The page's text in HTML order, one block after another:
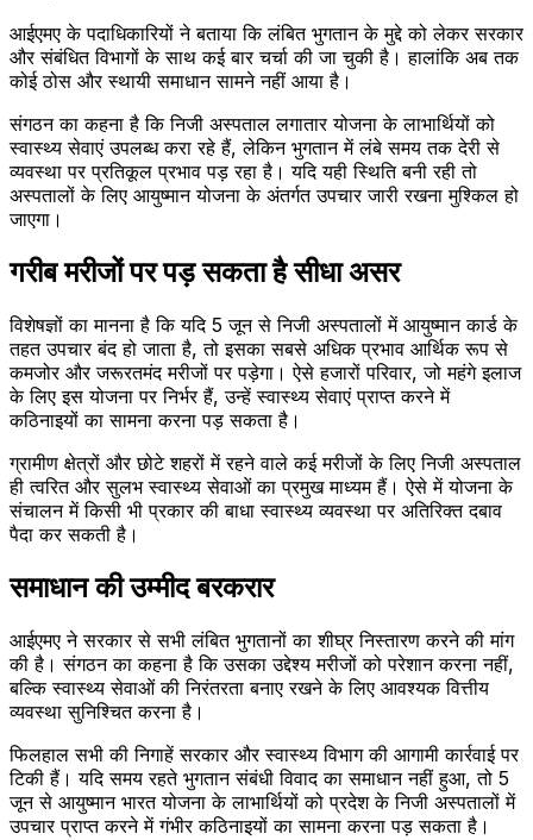
आईएमए के पदाधिकारियों ने बताया कि लंबित भुगतान के मुद्दे को लेकर सरकार
और संबंधित विभागों के साथ कई बार चर्चा की जा चुकी है। हालांकि अब तक
कोई ठोस और स्थायी समाधान सामने नहीं आया है।
संगठन का कहना है कि निजी अस्पताल लगातार योजना के लाभार्थियों को
स्वास्थ्य सेवाएं उपलब्ध करा रहे हैं, लेकिन भुगतान में लंबे समय तक देरी से
व्यवस्था पर प्रतिकूल प्रभाव पड़ रहा है। यदि यही स्थिति बनी रही तो
अस्पतालों के लिए आयुष्मान योजना के अंतर्गत उपचार जारी रखना मुश्किल हो
जाएगा।
गरीब मरीजों पर पड़ सकता है सीधा असर
विशेषज्ञों का मानना है कि यदि 5 जून से निजी अस्पतालों में आयुष्मान कार्ड के
तहत उपचार बंद हो जाता है, तो इसका सबसे अधिक प्रभाव आर्थिक रूप से
कमजोर और जरूरतमंद मरीजों पर पड़ेगा। ऐसे हजारों परिवार, जो महंगे इलाज
के लिए इस योजना पर निर्भर हैं, उन्हें स्वास्थ्य सेवाएं प्राप्त करने में
कठिनाइयों का सामना करना पड़ सकता है।
ग्रामीण क्षेत्रों और छोटे शहरों में रहने वाले कई मरीजों के लिए निजी अस्पताल
ही त्वरित और सुलभ स्वास्थ्य सेवाओं का प्रमुख माध्यम हैं। ऐसे में योजना के
संचालन में किसी भी प्रकार की बाधा स्वास्थ्य व्यवस्था पर अतिरिक्त दबाव
पैदा कर सकती है।
समाधान की उम्मीद बरकरार
आईएमए ने सरकार से सभी लंबित भुगतानों का शीघ्र निस्तारण करने की मांग
की है। संगठन का कहना है कि उसका उद्देश्य मरीजों को परेशान करना नहीं,
बल्कि स्वास्थ्य सेवाओं की निरंतरता बनाए रखने के लिए आवश्यक वित्तीय
व्यवस्था सुनिश्चित करना है।
फिलहाल सभी की निगाहें सरकार और स्वास्थ्य विभाग की आगामी कार्रवाई पर
टिकी हैं। यदि समय रहते भुगतान संबंधी विवाद का समाधान नहीं हुआ, तो 5
जून से आयुष्मान भारत योजना के लाभार्थियों को प्रदेश के निजी अस्पतालों में
उपचार प्राप्त करने में गंभीर कठिनाइयों का सामना करना पड़ सकता है।